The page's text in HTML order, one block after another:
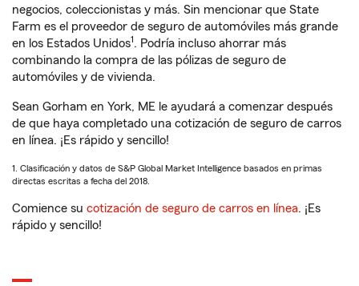
negocios, coleccionistas y más. Sin mencionar que State
Farm es el proveedor de seguro de automóviles más grande
en los Estados Unidos1. Podría incluso ahorrar más
combinando la compra de las pólizas de seguro de
automóviles y de vivienda.
Sean Gorham en York, ME le ayudará a comenzar después
de que haya completado una cotización de seguro de carros
en línea. ¡Es rápido y sencillo!
1. Clasificación y datos de S&P Global Market Intelligence basados en primas
directas escritas a fecha del 2018.
Comience su cotización de seguro de carros en línea. ¡Es
rápido y sencillo!